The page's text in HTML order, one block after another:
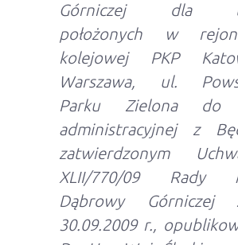
Górniczej dla
położonych w
kolejowej PKP
Warszawa, ul.
Parku Zielona do
administracyjnej z
zatwierdzonym
XLII/770/09 Rady
Dąbrowy
30.09.2009 r.,